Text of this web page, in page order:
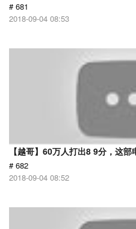
# 681
2018-09-04 08:53
【越哥】60万人打出8 9分，这
# 682
2018-09-04 08:52